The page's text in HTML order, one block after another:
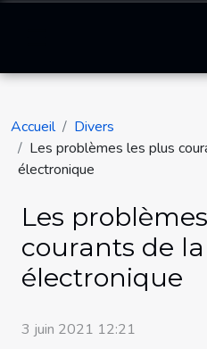
Accueil
Divers
Les problèmes les plus
électronique
Les
courants de
électronique
3 juin 2021 12:21